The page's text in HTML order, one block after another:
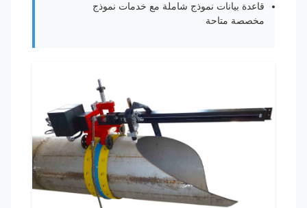
قاعدة بيانات نموذج شاملة مع خدمات نموذج
مخصصة متاحة